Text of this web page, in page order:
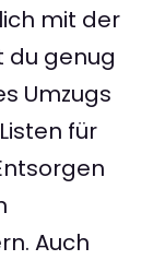
mit der
du genug
Umzugs
für
Auch